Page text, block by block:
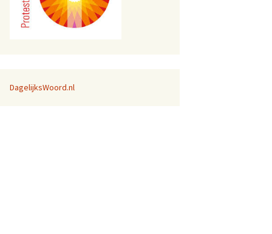
DagelijksWoord.nl